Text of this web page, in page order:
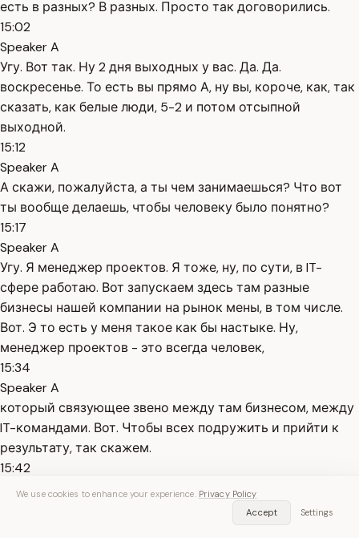
есть в разных? В разных. Просто так договорились.
15:02
Speaker A
Угу. Вот так. Ну 2 дня выходных у вас. Да. Да.
воскресенье. То есть вы прямо А, ну вы, короче, как, так
сказать, как белые люди, 5-2 и потом отсыпной
выходной.
15:12
Speaker A
А скажи, пожалуйста, а ты чем занимаешься? Что вот
ты вообще делаешь, чтобы человеку было понятно?
15:17
Speaker A
Угу. Я менеджер проектов. Я тоже, ну, по сути, в IT-
сфере работаю. Вот запускаем здесь там разные
бизнесы нашей компании на рынок мены, в том числе.
Вот. Э то есть у меня такое как бы настыке. Ну,
менеджер проектов - это всегда человек,
15:34
Speaker A
который связующее звено между там бизнесом, между
IT-командами. Вот. Чтобы всех подружить и прийти к
результату, так скажем.
15:42
Speaker A
Вы работаете в международных компаниях, правильно?
Это не российские компании. А, ну, можно так сказать,
We use cookies to enhance your experience. Privacy Policy
Accept
Settings